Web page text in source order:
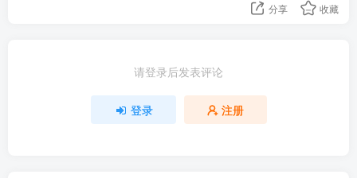
分享 收藏
请登录后发表评论
登录 注册